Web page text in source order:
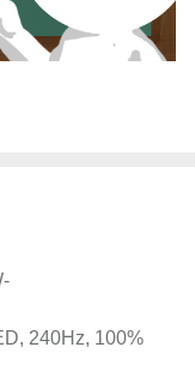
240Hz, 100%